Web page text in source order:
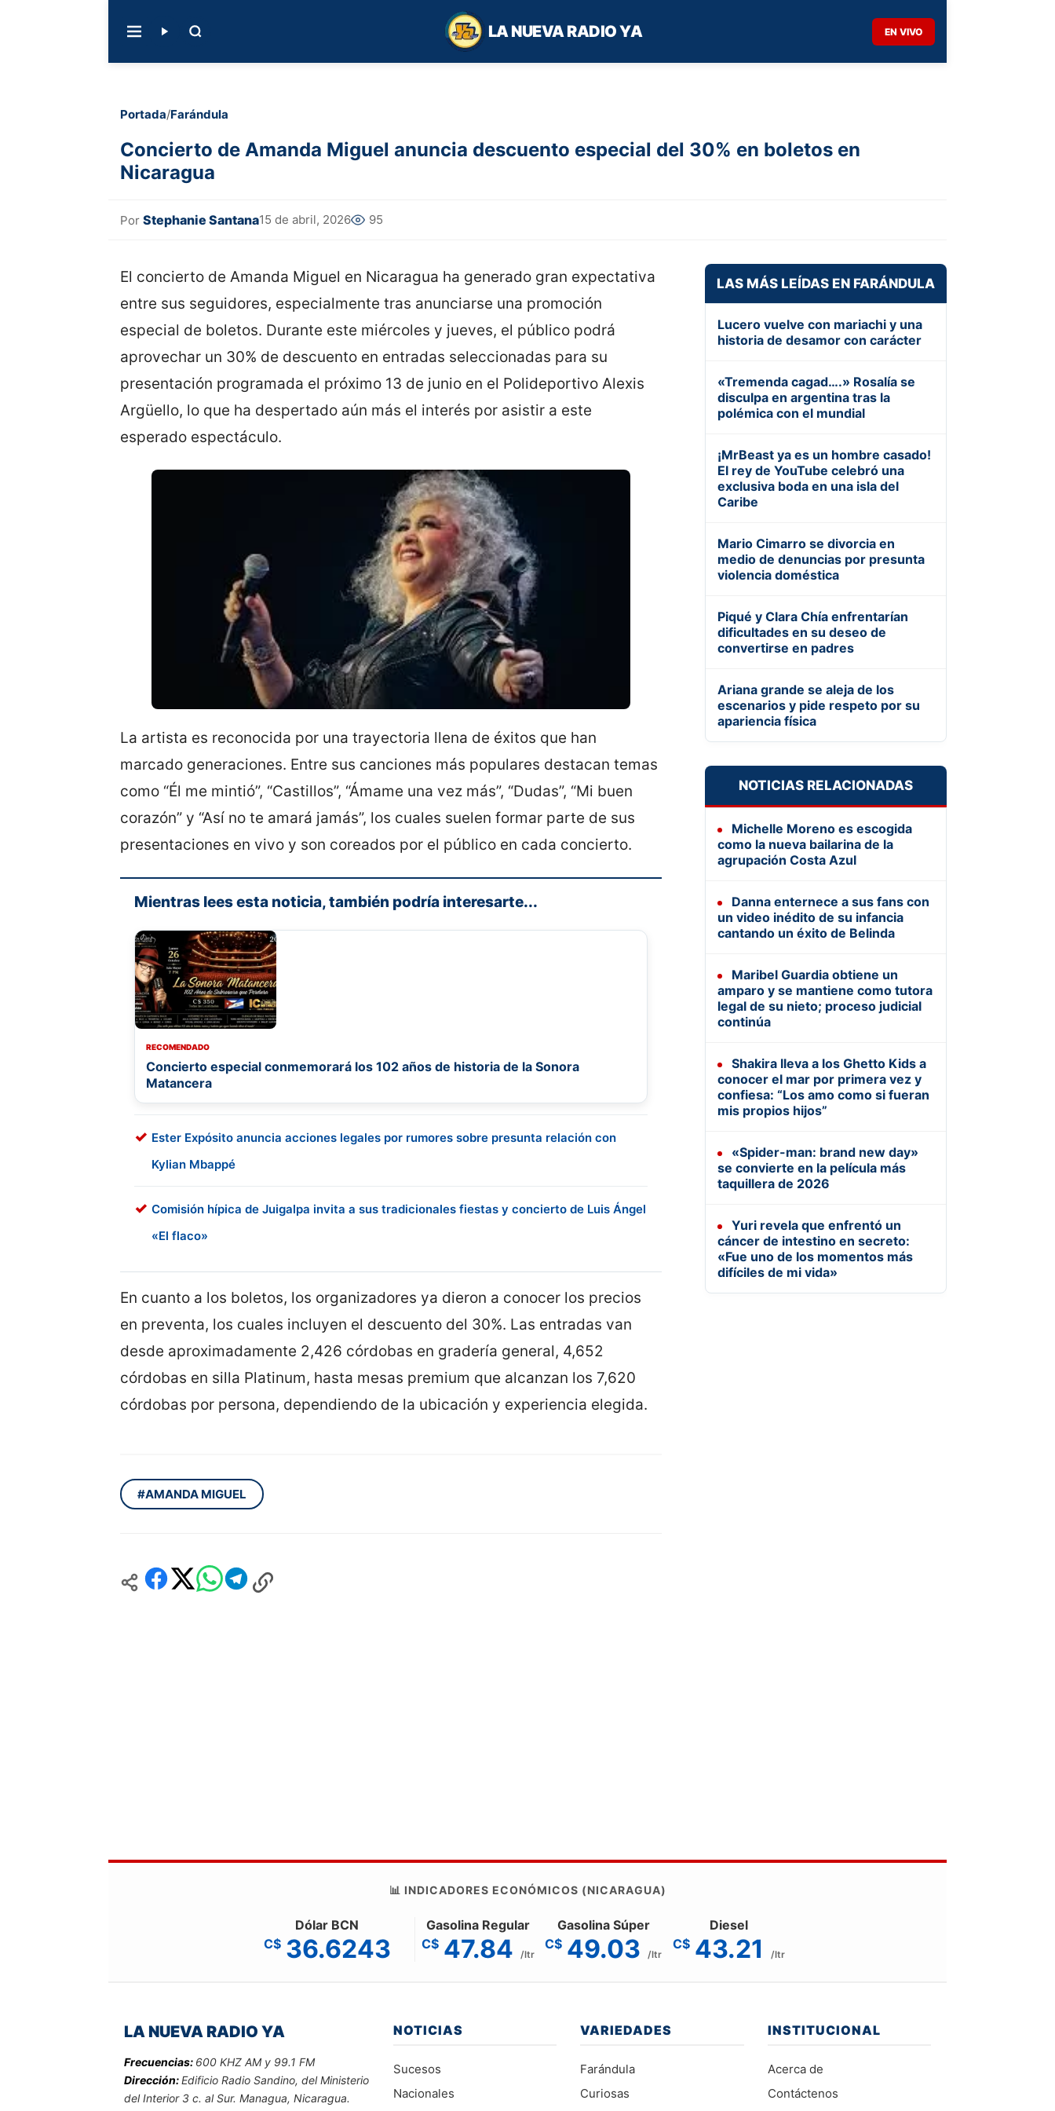
LA NUEVA RADIO YA EN VIVO
Portada/Farándula
Concierto de Amanda Miguel anuncia descuento especial del 30% en boletos en
Nicaragua
Por Stephanie Santana15 de abril, 2026 95
El concierto de Amanda Miguel en Nicaragua ha generado gran expectativa
entre sus seguidores, especialmente tras anunciarse una promoción
especial de boletos. Durante este miércoles y jueves, el público podrá
aprovechar un 30% de descuento en entradas seleccionadas para su
presentación programada el próximo 13 de junio en el Polideportivo Alexis
Argüello, lo que ha despertado aún más el interés por asistir a este
esperado espectáculo.
La artista es reconocida por una trayectoria llena de éxitos que han
marcado generaciones. Entre sus canciones más populares destacan temas
como “Él me mintió”, “Castillos”, “Ámame una vez más”, “Dudas”, “Mi buen
corazón” y “Así no te amará jamás”, los cuales suelen formar parte de sus
presentaciones en vivo y son coreados por el público en cada concierto.
Mientras lees esta noticia, también podría interesarte...
RECOMENDADO
Concierto especial conmemorará los 102 años de historia de la Sonora
Matancera
Ester Expósito anuncia acciones legales por rumores sobre presunta relación con
Kylian Mbappé
Comisión hípica de Juigalpa invita a sus tradicionales fiestas y concierto de Luis Ángel
«El flaco»
En cuanto a los boletos, los organizadores ya dieron a conocer los precios
en preventa, los cuales incluyen el descuento del 30%. Las entradas van
desde aproximadamente 2,426 córdobas en gradería general, 4,652
córdobas en silla Platinum, hasta mesas premium que alcanzan los 7,620
córdobas por persona, dependiendo de la ubicación y experiencia elegida.
#AMANDA MIGUEL
LAS MÁS LEÍDAS EN FARÁNDULA
Lucero vuelve con mariachi y una
historia de desamor con carácter
«Tremenda cagad….» Rosalía se
disculpa en argentina tras la
polémica con el mundial
¡MrBeast ya es un hombre casado!
El rey de YouTube celebró una
exclusiva boda en una isla del
Caribe
Mario Cimarro se divorcia en
medio de denuncias por presunta
violencia doméstica
Piqué y Clara Chía enfrentarían
dificultades en su deseo de
convertirse en padres
Ariana grande se aleja de los
escenarios y pide respeto por su
apariencia física
NOTICIAS RELACIONADAS
Michelle Moreno es escogida
como la nueva bailarina de la
agrupación Costa Azul
Danna enternece a sus fans con
un video inédito de su infancia
cantando un éxito de Belinda
Maribel Guardia obtiene un
amparo y se mantiene como tutora
legal de su nieto; proceso judicial
continúa
Shakira lleva a los Ghetto Kids a
conocer el mar por primera vez y
confiesa: “Los amo como si fueran
mis propios hijos”
«Spider-man: brand new day»
se convierte en la película más
taquillera de 2026
Yuri revela que enfrentó un
cáncer de intestino en secreto:
«Fue uno de los momentos más
difíciles de mi vida»
📊 INDICADORES ECONÓMICOS (NICARAGUA)
Dólar BCN
C$ 36.6243
Gasolina Regular
C$ 47.84 /ltr
Gasolina Súper
C$ 49.03 /ltr
Diesel
C$ 43.21 /ltr
LA NUEVA RADIO YA
Frecuencias: 600 KHZ AM y 99.1 FM
Dirección:Edificio Radio Sandino, del Ministerio
del Interior 3 c. al Sur. Managua, Nicaragua.
NOTICIAS
Sucesos
Nacionales
VARIEDADES
Farándula
Curiosas
INSTITUCIONAL
Acerca de
Contáctenos